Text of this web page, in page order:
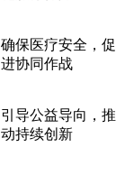
确保医疗安全，促
进协同作战
引导公益导向，推
动持续创新